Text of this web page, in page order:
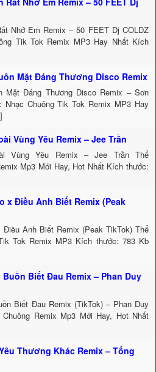
Nhớ Em Remix – 50 FEET Dj COLDZ
Tik Tok Remix MP3 Hay Nhất Kích
Mặt Đáng Thương Disco Remix
Mặt Đáng Thương Disco Remix – Sơn
Nhạc Chuông Tik Tok Remix MP3 Hay
Vùng Yêu Remix – Jee Trần
Vùng Yêu Remix – Jee Trần Thể
Mp3 Mới Hay, Hot Nhất Kích thước:
x Điều Anh Biết Remix (Peak
Điều Anh Biết Remix (Peak TikTok) Thể
Tok Remix MP3 Kích thước: 783 Kb
Biết Đau Remix – Phan Duy
Biết Đau Remix (TikTok) – Phan Duy
Remix Mp3 Mới Hay, Hot Nhất
Thương Khác Remix – Tống